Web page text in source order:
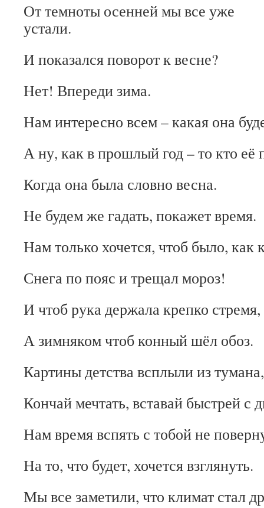
От темноты осенней мы все уже
устали.
И показался поворот к весне?
Нет! Впереди зима.
Нам интересно всем – какая она
А ну, как в прошлый год – то кто её
Когда она была словно весна.
Не будем же гадать, покажет время.
Нам только хочется, чтоб было, как
Снега по пояс и трещал мороз!
И чтоб рука держала крепко стремя,
А зимняком чтоб конный шёл обоз.
Картины детства всплыли из тумана,
Кончай мечтать, вставай быстрей с
Нам время вспять с тобой не
На то, что будет, хочется взглянуть.
Мы все заметили, что климат стал